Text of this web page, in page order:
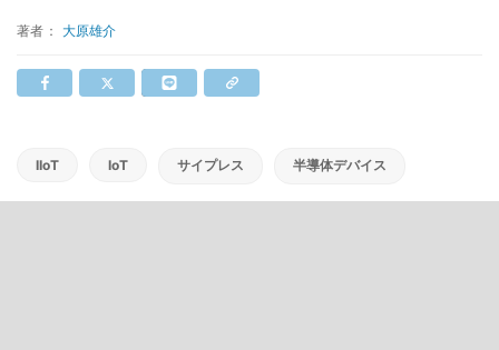
著者： 大原雄介
IIoT IoT サイプレス 半導体デバイス